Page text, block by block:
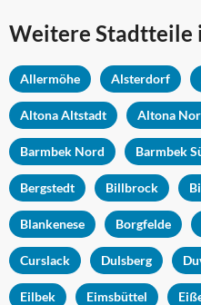
Weitere Stadtteile
Allermöhe Alsterdorf
Altona Altstadt Altona
Barmbek Nord Barmbek
Bergstedt Billbrock
Blankenese Borgfelde
Curslack Dulsberg
Eilbek Eimsbüttel